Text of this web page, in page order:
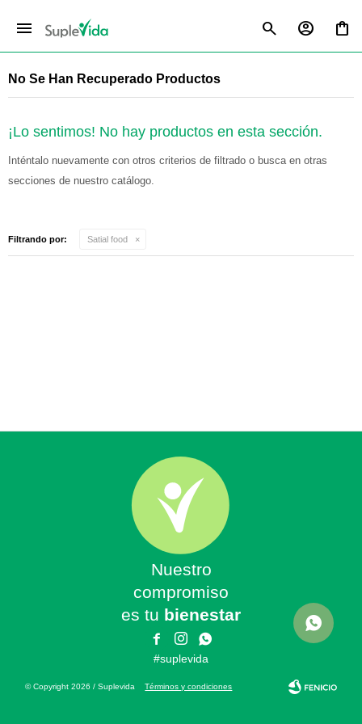
menu
No Se Han Recuperado Productos
¡Lo sentimos! No hay productos en esta sección.
Inténtalo nuevamente con otros criterios de filtrado o busca en otras
secciones de nuestro catálogo.
Filtrando por: Satial food
Nuestro
compromiso
es tu bienestar
 

#suplevida
© Copyright 2026 / SuplevidaTérminos y condiciones